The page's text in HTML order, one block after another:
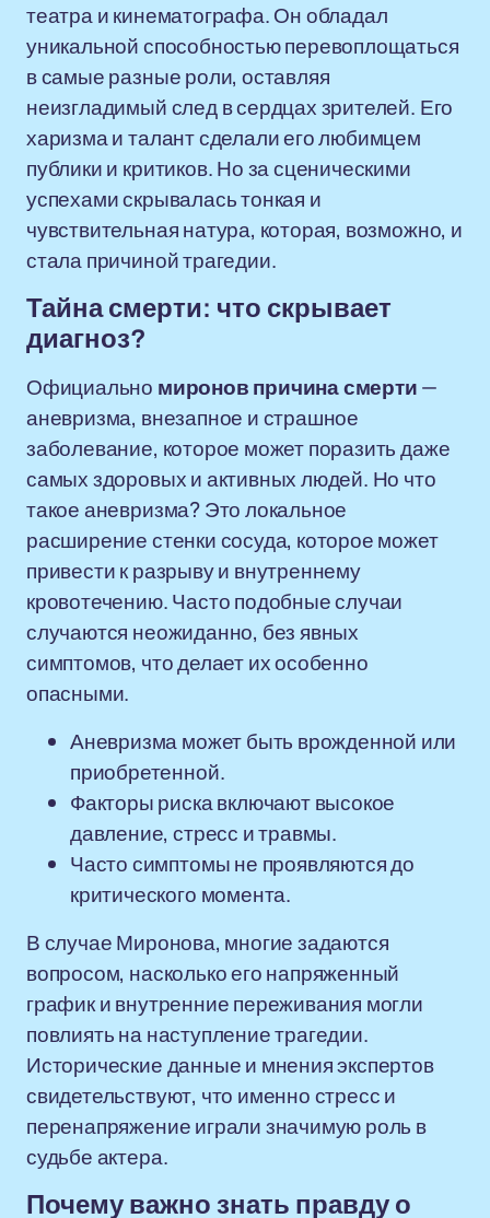
театра и кинематографа. Он обладал
уникальной способностью перевоплощаться
в самые разные роли, оставляя
неизгладимый след в сердцах зрителей. Его
харизма и талант сделали его любимцем
публики и критиков. Но за сценическими
успехами скрывалась тонкая и
чувствительная натура, которая, возможно, и
стала причиной трагедии.
Тайна смерти: что скрывает
диагноз?
Официально миронов причина смерти—
аневризма, внезапное и страшное
заболевание, которое может поразить даже
самых здоровых и активных людей. Но что
такое аневризма? Это локальное
расширение стенки сосуда, которое может
привести к разрыву и внутреннему
кровотечению. Часто подобные случаи
случаются неожиданно, без явных
симптомов, что делает их особенно
опасными.
Аневризма может быть врожденной или
приобретенной.
Факторы риска включают высокое
давление, стресс и травмы.
Часто симптомы не проявляются до
критического момента.
В случае Миронова, многие задаются
вопросом, насколько его напряженный
график и внутренние переживания могли
повлиять на наступление трагедии.
Исторические данные и мнения экспертов
свидетельствуют, что именно стресс и
перенапряжение играли значимую роль в
судьбе актера.
Почему важно знать правду о